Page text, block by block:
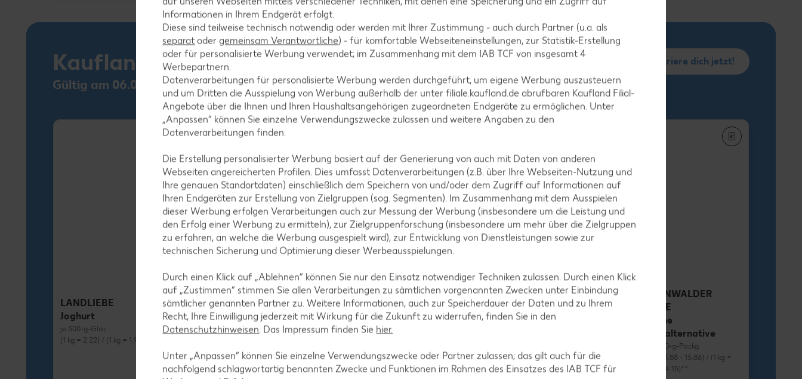
Kaufland Card XTRA
Gültig am 06.08.
Registriere dich jetzt!
LANDLIEBE
Joghurt
je 500-g-Glas
(1 kg = 2.22) / (1 kg = 1.98)**
MILRAM
Körniger Frischkäse
(1 kg = 6.45) / (1 kg = 5.55)**
AKTION
IGLO
Backfisch-Stäbchen
oder Filegro XXL
je 480 - 728-g-Packg.
(1 kg = 6.10 - 9.25) / (1 kg = 5.49
- 8.32)**
RÜGENWALDER
MÜHLE
Vegane
Wurstalternative
je 70 - 80-g-Packg.
(1 kg = 13.88 - 15.86) / (1 kg =
12.38 - 14.15)**
Informationen in Ihrem Endgerät erfolgt.
Diese sind teilweise technisch notwendig oder werden mit Ihrer Zustimmung - auch durch Partner (u.a. als
separat oder gemeinsam Verantwortliche) - für komfortable Webseiteneinstellungen, zur Statistik-Erstellung
oder für personalisierte Werbung verwendet; im Zusammenhang mit dem IAB TCF von insgesamt4
Werbepartnern.
Datenverarbeitungen für personalisierte Werbung werden durchgeführt, um eigene Werbung auszusteuern
und um Dritten die Ausspielung von Werbung außerhalb der unter filiale.kaufland.de abrufbaren Kaufland Filial-
Angebote über die Ihnen und Ihren Haushaltsangehörigen zugeordneten Endgeräte zu ermöglichen. Unter
„Anpassen“ können Sie einzelne Verwendungszwecke zulassen und weitere Angaben zu den
Datenverarbeitungen finden.
Die Erstellung personalisierter Werbung basiert auf der Generierung von auch mit Daten von anderen
Webseiten angereicherten Profilen. Dies umfasst Datenverarbeitungen (z.B. über Ihre Webseiten-Nutzung und
Ihre genauen Standortdaten) einschließlich dem Speichern von und/oder dem Zugriff auf Informationen auf
Ihren Endgeräten zur Erstellung von Zielgruppen (sog. Segmenten). Im Zusammenhang mit dem Ausspielen
dieser Werbung erfolgen Verarbeitungen auch zur Messung der Werbung (insbesondere um die Leistung und
den Erfolg einer Werbung zu ermitteln), zur Zielgruppenforschung (insbesondere um mehr über die Zielgruppen
zu erfahren, an welche die Werbung ausgespielt wird), zur Entwicklung von Dienstleistungen sowie zur
technischen Sicherung und Optimierung dieser Werbeausspielungen.
Durch einen Klick auf „Ablehnen“ können Sie nur den Einsatz notwendiger Techniken zulassen. Durch einen Klick
auf „Zustimmen“ stimmen Sie allen Verarbeitungen zu sämtlichen vorgenannten Zwecken unter Einbindung
sämtlicher genannten Partner zu. Weitere Informationen, auch zur Speicherdauer der Daten und zu Ihrem
Recht, Ihre Einwilligung jederzeit mit Wirkung für die Zukunft zu widerrufen, finden Sie in den
Datenschutzhinweisen. Das Impressum finden Sie hier.
Unter „Anpassen“ können Sie einzelne Verwendungszwecke oder Partner zulassen; das gilt auch für die
nachfolgend schlagwortartig benannten Zwecke und Funktionen im Rahmen des Einsatzes des IAB TCF für